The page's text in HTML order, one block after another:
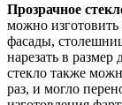
Прозрачное
можно
фасады,
нарезать в
стекло также
раз, и могло